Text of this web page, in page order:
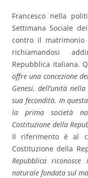
Francesco nella
Settimana Sociale
contro il matrimonio
richiamandosi
Repubblica italiana.
offre una concezione
Genesi, dell’unità
sua fecondità. In
la prima società
Costituzione della
Il riferimento è al
Costituzione della
Repubblica
naturale fondata sul